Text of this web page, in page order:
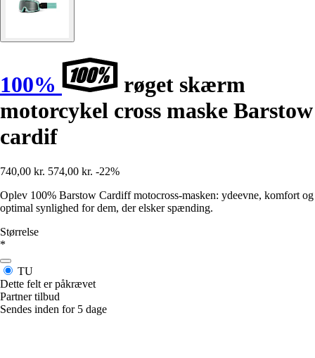
100%
røget skærm
motorcykel cross maske Barstow
cardif
740,00 kr. 574,00 kr. -22%
Oplev 100% Barstow Cardiff motocross-masken: ydeevne, komfort og
optimal synlighed for dem, der elsker spænding.
Størrelse
*
TU
Dette felt er påkrævet
Partner tilbud
Sendes inden for 5 dage